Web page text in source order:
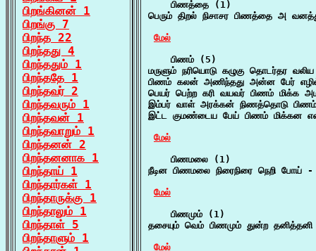
பிறங்கினன் 1
பிறங்கு 7
பிறந்த 22
பிறந்தது 4
பிறந்ததும் 1
பிறந்ததே 1
பிறந்தவர் 2
பிறந்தவரும் 1
பிறந்தவன் 1
பிறந்தவாறும் 1
பிறந்தனன் 2
பிறந்தனனாக 1
பிறந்தாய் 1
பிறந்தார்கள் 1
பிறந்தாருக்கு 1
பிறந்தாலும் 1
பிறந்தாள் 5
பிறந்தாளும் 1
    பிணத்தை (1)
பெரும் திறல் நிசாசர பிணத்தை அ
மேல்
    பிணம் (5)
மருளும் நரியொடு கழுகு தொடர்தர
பிணம் கலன் அணிந்தது அன்ன பேர்
பெயர் பெற்ற கரி வயவர் பிணம் மிக்க
இம்பர் வாள் அரக்கன் நிணத்தொடு
இட்ட குமண்டைய பேய் பிணம் மிக்கன
மேல்
    பிணமலை (1)
நீடின பிணமலை நிரைநிரை நெறி போய் -
மேல்
    பிணமும் (1)
தசையும் வெம் பிணமும் துன்ற தனித்தனி
மேல்